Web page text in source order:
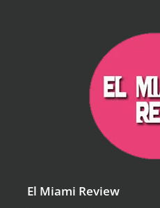
El Miami Review